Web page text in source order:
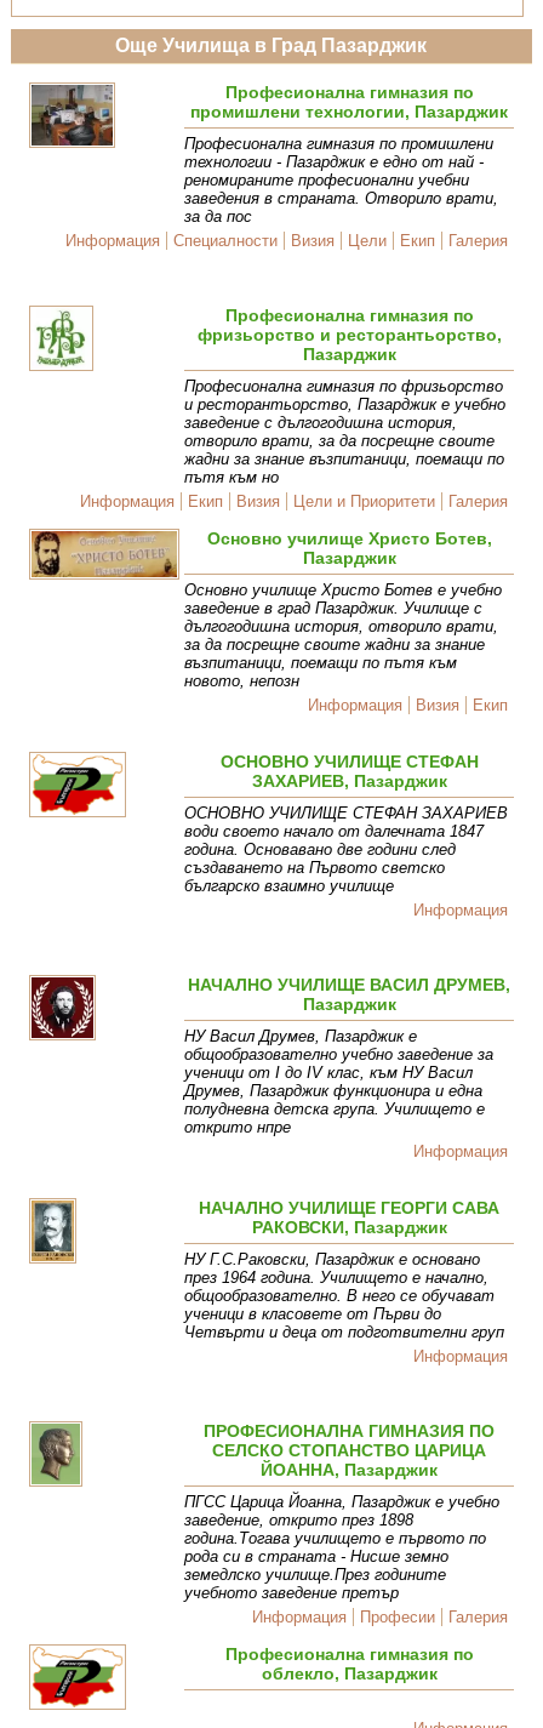
Още Училища в Град Пазарджик
Професионална гимназия по
промишлени технологии, Пазарджик
Професионална гимназия по промишлени
технологии - Пазарджик е едно от най -
реномираните професионални учебни
заведения в страната. Отворило врати,
за да пос
Информация
Специалности Визия Цели Екип Галерия
Професионална гимназия по
фризьорство и ресторантьорство,
Пазарджик
Професионална гимназия по фризьорство
и ресторантьорство, Пазарджик е учебно
заведение с дългогодишна история,
отворило врати, за да посрещне своите
жадни за знание възпитаници, поемащи по
пътя към но
Информация
Екип Визия Цели и Приоритети Галерия
Основно училище Христо Ботев,
Пазарджик
Основно училище Христо Ботев е учебно
заведение в град Пазарджик. Училище с
дългогодишна история, отворило врати,
за да посрещне своите жадни за знание
възпитаници, поемащи по пътя към
новото, непозн
Информация
Визия Екип
ОСНОВНО УЧИЛИЩЕ СТЕФАН
ЗАХАРИЕВ, Пазарджик
ОСНОВНО УЧИЛИЩЕ СТЕФАН ЗАХАРИЕВ
води своето начало от далечната 1847
година. Основавано две години след
създаването на Първото светско
българско взаимно училище
Информация
НАЧАЛНО УЧИЛИЩЕ ВАСИЛ ДРУМЕВ,
Пазарджик
НУ Васил Друмев, Пазарджик е
общообразователно учебно заведение за
ученици от I до IV клас, към НУ Васил
Друмев, Пазарджик функционира и една
полудневна детска група. Училището е
открито нпре
Информация
НАЧАЛНО УЧИЛИЩЕ ГЕОРГИ САВА
РАКОВСКИ, Пазарджик
НУ Г.С.Раковски, Пазарджик е основано
през 1964 година. Училището е начално,
общообразователно. В него се обучават
ученици в класовете от Първи до
Четвърти и деца от подготвителни груп
Информация
ПРОФЕСИОНАЛНА ГИМНАЗИЯ ПО
СЕЛСКО СТОПАНСТВО ЦАРИЦА
ЙОАННА, Пазарджик
ПГСС Царица Йоанна, Пазарджик е учебно
заведение, открито през 1898
година.Тогава училището е първото по
рода си в страната - Нисше земно
земедлско училище.През годините
учебното заведение претър
Информация
Професии Галерия
Професионална гимназия по
облекло, Пазарджик